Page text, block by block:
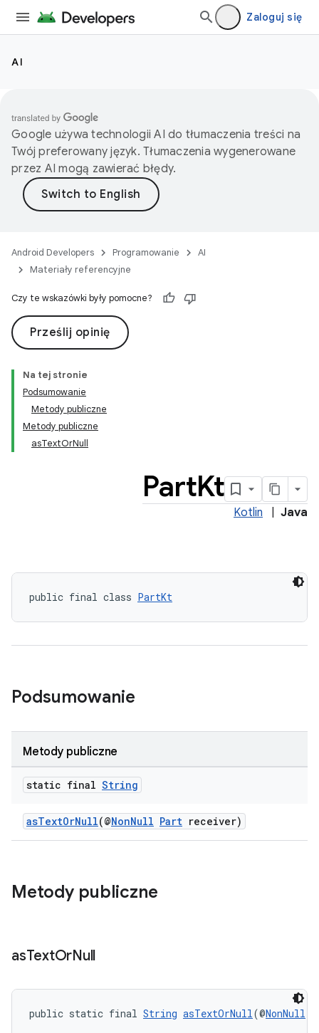
Zaloguj się
AI
Google używa technologii AI do tłumaczenia treści na
Twój preferowany język. Tłumaczenia wygenerowane
przez AI mogą zawierać błędy.
Android Developers Programowanie
AI
Materiały referencyjne
Czy te wskazówki były pomocne?
Prześlij opinię
Na tej stronie
Podsumowanie
Metody publiczne
Metody publiczne
asTextOrNull
PartKt
Kotlin Java
public final class PartKt
Podsumowanie
Metody publiczne
static final String
asTextOrNull(@NonNull Part receiver)
Metody publiczne
asTextOrNull
public static final String asTextOrNull(@NonNull